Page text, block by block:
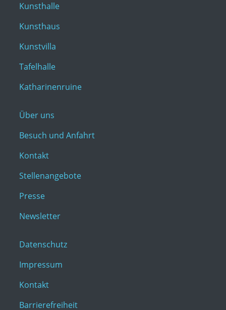
Kunsthalle
Kunsthaus
Kunstvilla
Tafelhalle
Katharinenruine
Über uns
Besuch und Anfahrt
Kontakt
Stellenangebote
Presse
Newsletter
Datenschutz
Impressum
Kontakt
Barrierefreiheit